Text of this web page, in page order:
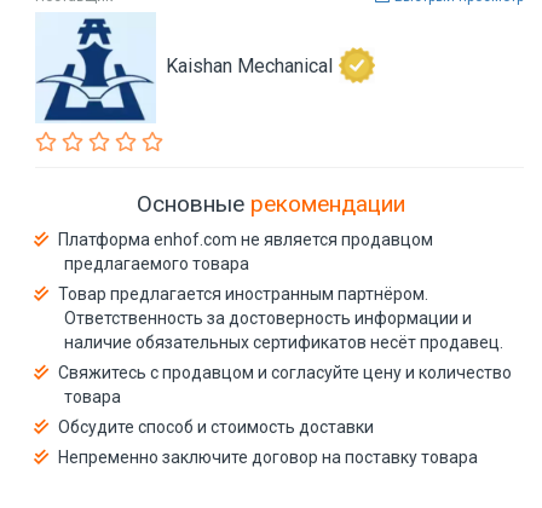
Kaishan Mechanical
Основные рекомендации
Платформа enhof.com не является продавцом
предлагаемого товара
Товар предлагается иностранным партнёром.
Ответственность за достоверность информации и
наличие обязательных сертификатов несёт продавец.
Свяжитесь с продавцом и согласуйте цену и количество
товара
Обсудите способ и стоимость доставки
Непременно заключите договор на поставку товара